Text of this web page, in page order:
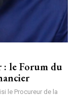
: le Forum du
le Procureur de la